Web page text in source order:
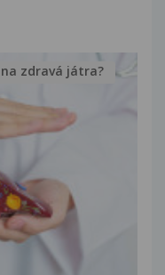
na zdravá játra?